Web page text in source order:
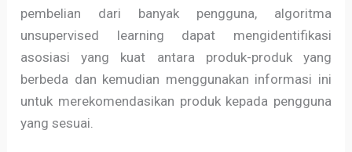
pembelian dari banyak pengguna, algoritma
unsupervised learning dapat mengidentifikasi
asosiasi yang kuat antara produk-produk yang
berbeda dan kemudian menggunakan informasi ini
untuk merekomendasikan produk kepada pengguna
yang sesuai.